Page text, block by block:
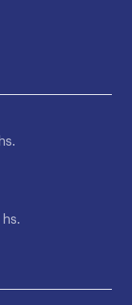
hs.